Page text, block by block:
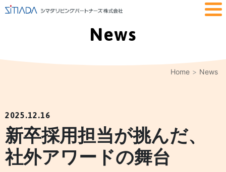
News
Home News
2025.12.16
新卒採用担当が挑んだ、
社外アワードの舞台